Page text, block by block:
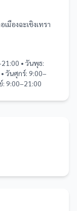
มืองฉะเชิงเทรา
• วันพุธ:
วันศุกร์: 9:00–
: 9:00–21:00